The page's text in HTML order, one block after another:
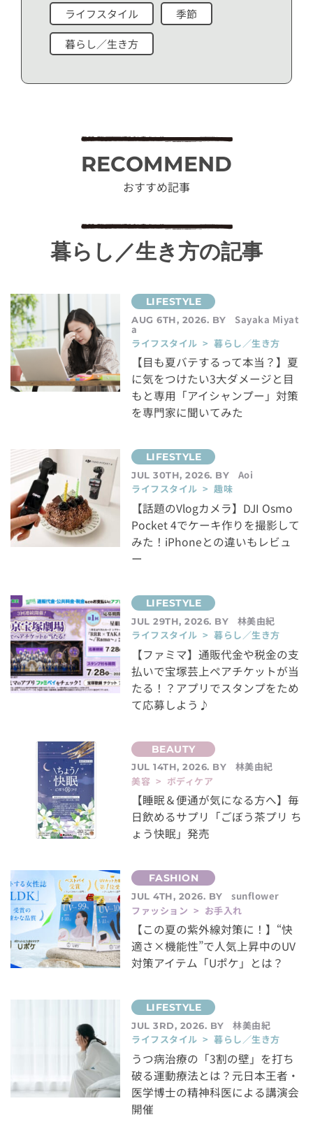
ライフスタイル 季節
暮らし／生き方
RECOMMEND
おすすめ記事
暮らし／生き方の記事
AUG 6TH, 2026. BY Sayaka Miyat
a
ライフスタイル > 暮らし／生き方
【目も夏バテするって本当？】夏
に気をつけたい3大ダメージと目
もと専用「アイシャンプー」対策
を専門家に聞いてみた
JUL 30TH, 2026. BY
Aoi
ライフスタイル > 趣味
【話題のVlogカメラ】DJI Osmo
Pocket 4でケーキ作りを撮影して
みた！iPhoneとの違いもレビュ
ー
JUL 29TH, 2026. BY
林美由紀
ライフスタイル > 暮らし／生き方
【ファミマ】通販代金や税金の支
払いで宝塚芸上ペアチケットが当
たる！？アプリでスタンプをため
て応募しよう♪
JUL 14TH, 2026. BY
林美由紀
美容 > ボディケア
【睡眠＆便通が気になる方へ】毎
日飲めるサプリ「ごぼう茶プリ ち
ょう快眠」発売
JUL 4TH, 2026. BY
sunflower
ファッション > お手入れ
【この夏の紫外線対策に！】“快
適さ×機能性”で人気上昇中のUV
対策アイテム「Uポケ」とは？
JUL 3RD, 2026. BY
林美由紀
ライフスタイル > 暮らし／生き方
うつ病治療の「3割の壁」を打ち
破る運動療法とは？元日本王者・
医学博士の精神科医による講演会
開催